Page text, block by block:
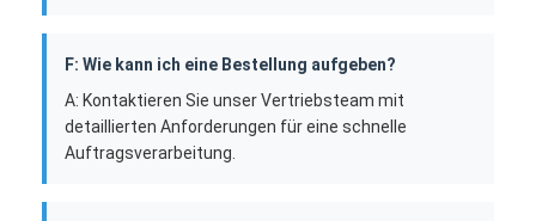
F: Wie kann ich eine Bestellung aufgeben?
A: Kontaktieren Sie unser Vertriebsteam mit
detaillierten Anforderungen für eine schnelle
Auftragsverarbeitung.